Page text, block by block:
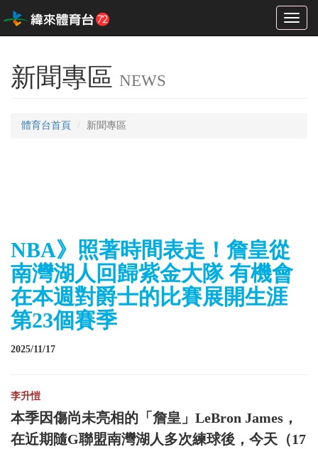
Toggle
新聞專區 NEWS
體育台首頁 新聞專區
NBA》照著時間表走！詹皇從
南灣湖人回歸紫金大隊 有機會
在本週對爵士的比賽展開生涯
第23個賽季
2025/11/17
李升愷
本季因傷尚未亮相的「詹皇」LeBron James，
在近期隨G聯盟南灣湖人多次練球後，今天（17